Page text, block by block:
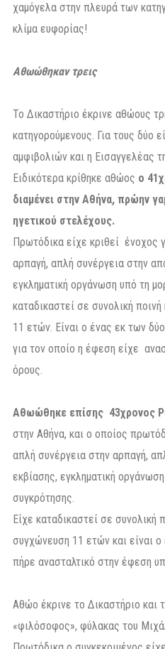
χαμόγελα στην πλευρά των
κλίμα ευφορίας!
Αθωώθηκαν τρεις
Το Δικαστήριο έκρινε αθώους
κατηγορούμενους. Για τους δύο
αμφιβολιών και η Εισαγγελέας
Ειδικότερα κρίθηκε αθώος ο
διαμένει στην Αθήνα, πρώην
ηγετικού στελέχους.
Πρωτόδικα είχε κριθεί ένοχος
αρπαγή, απλή συνέργεια στην
εγκληματική οργάνωση υπό τη
καταδικαστεί σε συνολική
11 ετών. Είναι ο ένας εκ των
για τον οποίο η έφεση είχε
όρους.
Αθωώθηκε επίσης 43χρονος
στην Αθήνα, και ο οποίος
απλή συνέργεια στην αρπαγή,
εκβίασης, εγκληματική
συγκρότησης.
Είχε καταδικαστεί σε συνολική
συγχώνευση 11 ετών και είναι
πήρε ανασταλτικό στην έφεση
Αθώο έκρινε το Δικαστήριο
«φιλόσοφος», φύλακας του